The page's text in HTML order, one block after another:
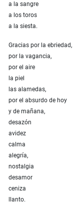
a la sangre
a los toros
a la siesta.
Gracias por la ebriedad,
por la vagancia,
por el aire
la piel
las alamedas,
por el absurdo de hoy
y de mañana,
desazón
avidez
calma
alegría,
nostalgia
desamor
ceniza
llanto.